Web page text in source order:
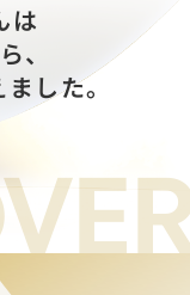
は
、
した。